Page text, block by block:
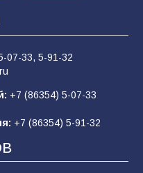
почему
— это
07-33, 5-91-32
+7 (86354) 5-07-33
+7 (86354) 5-91-32